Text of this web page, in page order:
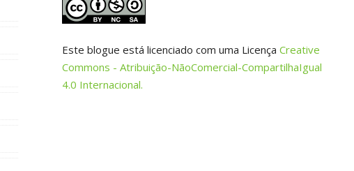
Este blogue está licenciado com uma Licença Creative
Commons - Atribuição-NãoComercial-CompartilhaIgual
4.0 Internacional.